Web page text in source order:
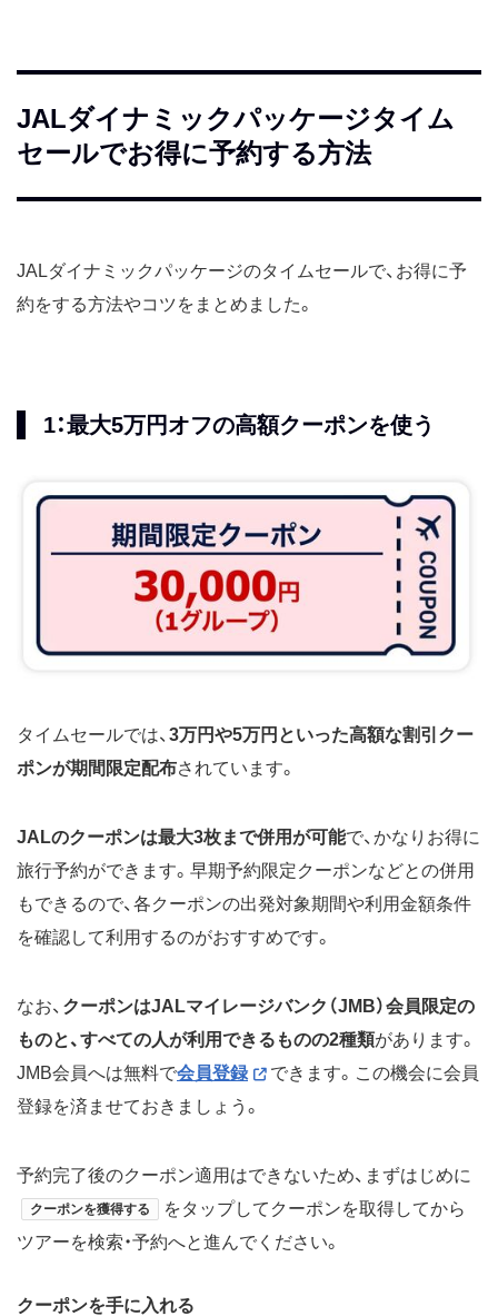
JALダイナミックパッケージタイム
セールでお得に予約する方法
JALダイナミックパッケージのタイムセールで、お得に予
約をする方法やコツをまとめました。
1：最大5万円オフの高額クーポンを使う
タイムセールでは、 3万円や5万円といった高額な割引クー
ポンが期間限定配布されています。
JALのクーポンは最大3枚まで併用が可能で、かなりお得に
旅行予約ができます。早期予約限定クーポンなどとの併用
もできるので、各クーポンの出発対象期間や利用金額条件
を確認して利用するのがおすすめです。
なお、 クーポンはJALマイレージバンク（JMB）会員限定の
ものと、すべての人が利用できるものの2種類があります。
JMB会員へは無料で会員登録
できます。この機会に会員
登録を済ませておきましょう。
予約完了後のクーポン適用はできないため、まずはじめに
クーポンを獲得する
をタップしてクーポンを取得してから
ツアーを検索・予約へと進んでください。
クーポンを手に入れる